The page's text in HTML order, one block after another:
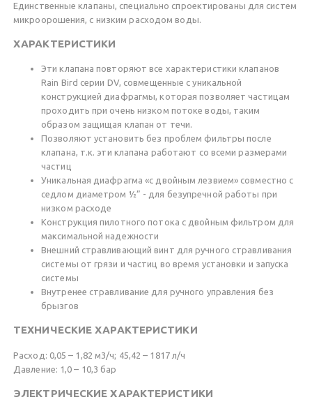
Единственные клапаны, специально спроектированы для систем
микроорошения, с низким расходом воды.
ХАРАКТЕРИСТИКИ
Эти клапана повторяют все характеристики клапанов
Rain Bird серии DV, совмещенные с уникальной
конструкцией диафрагмы, которая позволяет частицам
проходить при очень низком потоке воды, таким
образом защищая клапан от течи.
Позволяют установить без проблем фильтры после
клапана, т.к. эти клапана работают со всеми размерами
частиц
Уникальная диафрагма «с двойным лезвием» совместно с
седлом диаметром ½” - для безупречной работы при
низком расходе
Конструкция пилотного потока с двойным фильтром для
максимальной надежности
Внешний стравливающий винт для ручного стравливания
системы от грязи и частиц во время установки и запуска
системы
Внутренее стравливание для ручного управления без
брызгов
ТЕХНИЧЕСКИЕ ХАРАКТЕРИСТИКИ
Расход: 0,05 – 1,82 м3/ч; 45,42 – 1817 л/ч
Давление: 1,0 – 10,3 бар
ЭЛЕКТРИЧЕСКИЕ ХАРАКТЕРИСТИКИ